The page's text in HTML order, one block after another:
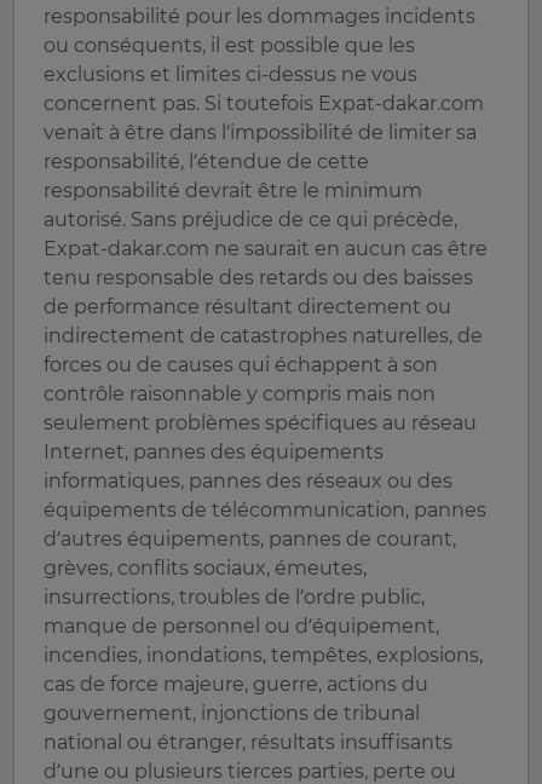
responsabilité pour les dommages incidents
ou conséquents, il est possible que les
exclusions et limites ci-dessus ne vous
concernent pas. Si toutefois Expat-dakar.com
venait à être dans l’impossibilité de limiter sa
responsabilité, l’étendue de cette
responsabilité devrait être le minimum
autorisé. Sans préjudice de ce qui précède,
Expat-dakar.com ne saurait en aucun cas être
tenu responsable des retards ou des baisses
de performance résultant directement ou
indirectement de catastrophes naturelles, de
forces ou de causes qui échappent à son
contrôle raisonnable y compris mais non
seulement problèmes spécifiques au réseau
Internet, pannes des équipements
informatiques, pannes des réseaux ou des
équipements de télécommunication, pannes
d’autres équipements, pannes de courant,
grèves, conflits sociaux, émeutes,
insurrections, troubles de l’ordre public,
manque de personnel ou d’équipement,
incendies, inondations, tempêtes, explosions,
cas de force majeure, guerre, actions du
gouvernement, injonctions de tribunal
national ou étranger, résultats insuffisants
d’une ou plusieurs tierces parties, perte ou